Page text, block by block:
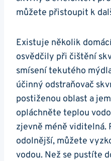
můžete přistoupit k
Existuje několik
osvědčily při čištění
smísení tekutého‍
účinný​ odstraňovač
postiženou‍ oblast a
opláchněte teplou
zjevně‌ méně viditelná.
odolnější, můžete
vodou. Než se pustíte​